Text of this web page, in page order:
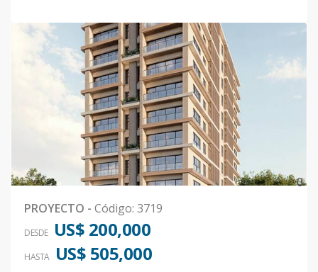
0
PROYECTO - Código: 3719
DESDE US$ 200,000
HASTA US$ 505,000